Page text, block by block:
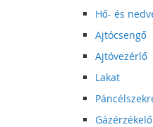
Hő- és
Ajtócsengő
Ajtóvezérlő
Lakat
Gázérzékelő